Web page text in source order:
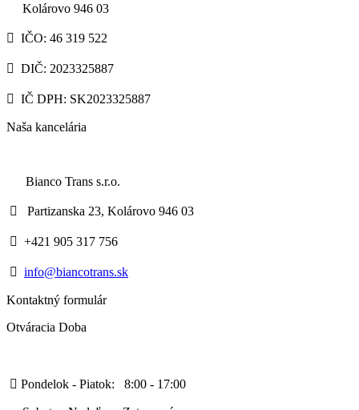
Kolárovo 946 03
 IČO: 46 319 522
 DIČ: 2023325887
 IČ DPH: SK2023325887
Naša kancelária
Bianco Trans s.r.o.
 Partizanska 23, Kolárovo 946 03
 +421 905 317 756
 info@biancotrans.sk
Kontaktný formulár
Otváracia Doba
 Pondelok - Piatok: 8:00 - 17:00